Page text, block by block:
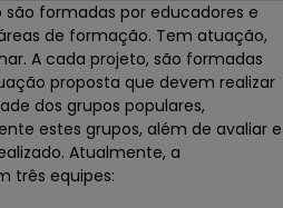
formadas por educadores e
de formação. Tem atuação,
A cada projeto, são formadas
proposta que devem realizar
dos grupos populares,
estes grupos, além de avaliar e
Atualmente, a
três equipes: